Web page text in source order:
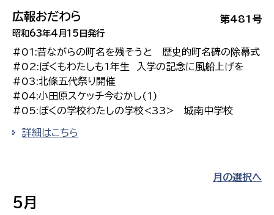
第481号
広報おだわら
昭和63年4月15日発行
#01:昔ながらの町名を残そうと 歴史的町名碑の除幕式
#02:ぼくもわたしも1年生 入学の記念に風船上げを
#03:北條五代祭り開催
#04:小田原スケッチ今むかし(1)
#05:ぼくの学校わたしの学校<33> 城南中学校
詳細はこちら
月の選択へ
5月